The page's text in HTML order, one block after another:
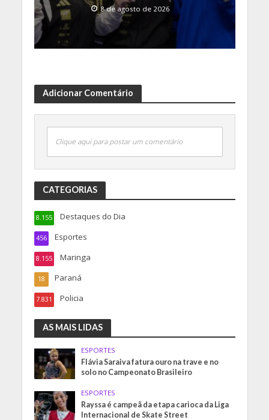
8 de agosto de 2026
Adicionar Comentário
Clique aqui para postar um comentário
CATEGORIAS
Destaques do Dia
8.155
Esportes
456
Maringa
8.155
Paraná
18
Policia
7.831
AS MAIS LIDAS
ESPORTES
Flávia Saraiva fatura ouro na trave e no
solo no Campeonato Brasileiro
ESPORTES
Rayssa é campeã da etapa carioca da Liga
Internacional de Skate Street